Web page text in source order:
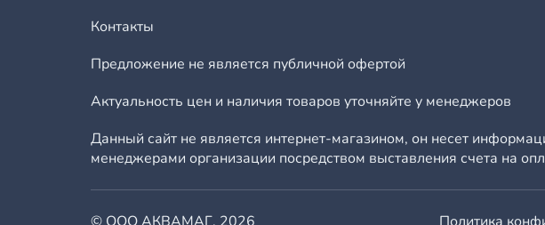
Контакты
Предложение не является публичной офертой
Актуальность цен и наличия товаров уточняйте у менеджеров
Данный сайт не является интернет-магазином, он несет
менеджерами организации посредством выставления счета на